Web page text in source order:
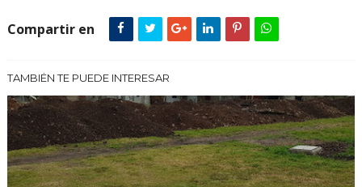
Compartir en
TAMBIÉN TE PUEDE INTERESAR